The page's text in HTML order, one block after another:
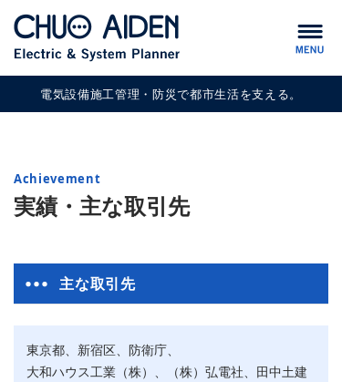
電気設備施工管理・防災で都市生活を支える。
Achievement
実績・主な取引先
主な取引先
東京都、新宿区、防衛庁、
大和ハウス工業（株）、（株）弘電社、田中土建